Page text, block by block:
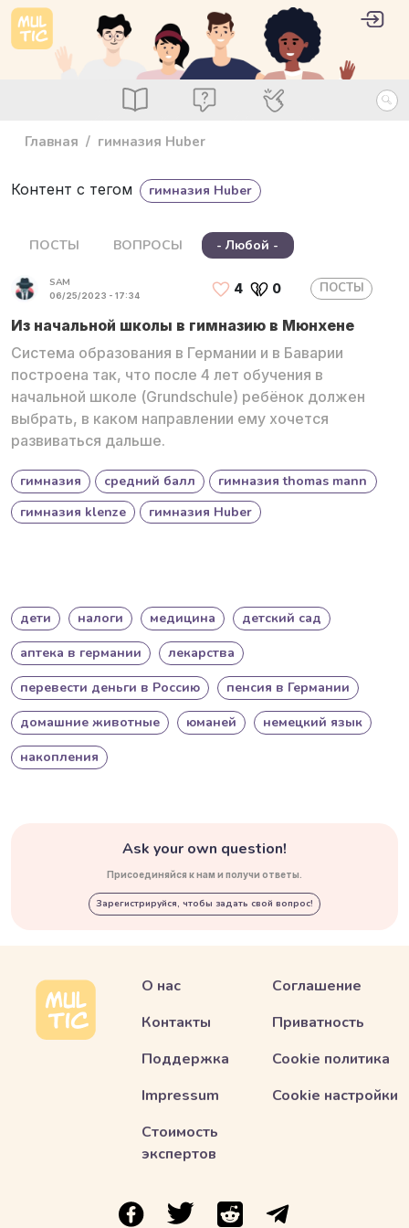
Перейти к основному содержанию
Посты ВопросыСпециалисты
User
Главная гимназия Huber
Контент с тегом гимназия Huber
ПОСТЫ ВОПРОСЫ - Любой -
SAM
06/25/2023 - 17:34 4 0 ПОСТЫ
Из начальной школы в гимназию в Мюнхене
Система образования в Германии и в Баварии
построена так, что после 4 лет обучения в
начальной школе (Grundschule) ребёнок должен
выбрать, в каком направлении ему хочется
развиваться дальше.
гимназия средний балл
гимназия thomas mann
гимназия klenze
гимназия Huber
дети налоги медицина
детский сад
аптека в германии
лекарства
перевести деньги в Россию
пенсия в Германии
домашние животные
юманей
немецкий язык
накопления
Ask your own question!
Присоединяйся к нам и получи ответы.
Зарегистрируйся, чтобы задать свой вопрос!
О нас
Контакты
Поддержка
Impressum
Стоимость
экспертов
Соглашение
Приватность
Cookie политика
Cookie настройки
ссылка на Multic в Facebook
ссылка на Multic в Twitter
ссылка на Multic в Reddit
Ссылка на Multic в